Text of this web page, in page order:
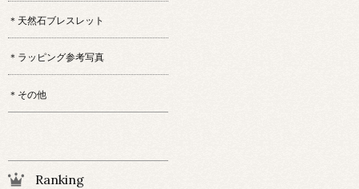
＊天然石ブレスレット
＊ラッピング参考写真
＊その他
Ranking